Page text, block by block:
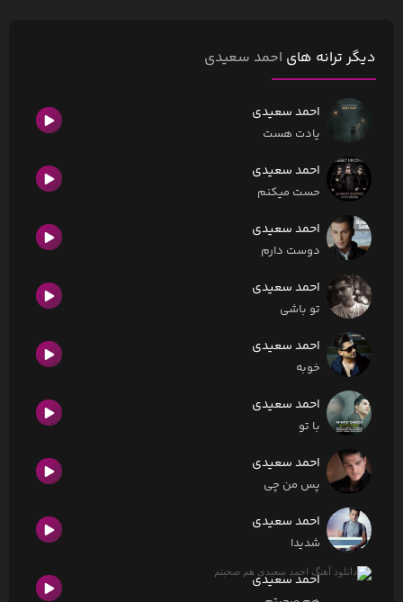
دیگر ترانه های احمد سعیدی
احمد سعیدی
یادت هست
احمد سعیدی
حست میکنم
احمد سعیدی
دوست دارم
احمد سعیدی
تو باشی
احمد سعیدی
خوبه
احمد سعیدی
با تو
احمد سعیدی
پس من چی
احمد سعیدی
شدیدا
احمد سعیدی